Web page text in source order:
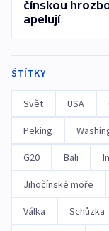
čínskou
apelují
ŠTÍTKY
Svět USA
Peking
G20 Bali
Jihočínské moře
Válka Schůzka